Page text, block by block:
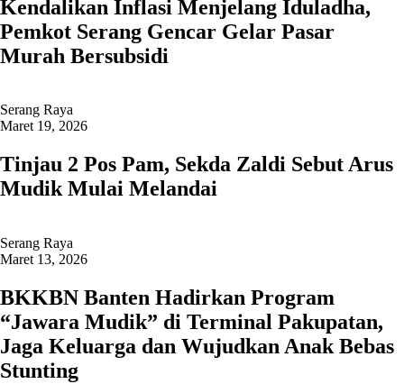
Kendalikan Inflasi Menjelang Iduladha,
Pemkot Serang Gencar Gelar Pasar
Murah Bersubsidi
Serang Raya
Maret 19, 2026
Tinjau 2 Pos Pam, Sekda Zaldi Sebut Arus
Mudik Mulai Melandai
Serang Raya
Maret 13, 2026
BKKBN Banten Hadirkan Program
“Jawara Mudik” di Terminal Pakupatan,
Jaga Keluarga dan Wujudkan Anak Bebas
Stunting